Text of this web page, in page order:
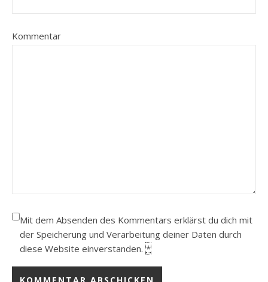
Kommentar
Mit dem Absenden des Kommentars erklärst du dich mit
der Speicherung und Verarbeitung deiner Daten durch
diese Website einverstanden. *